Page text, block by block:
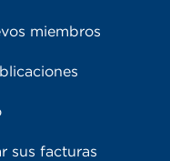
miembros
sus facturas